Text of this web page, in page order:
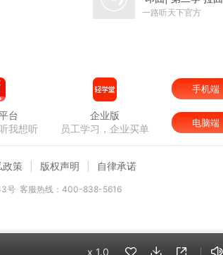
一路听天下官方
x 1.0
台
我想听
企业版
员工学习，企业买单
手机端
电脑端
政策 版权声明 自律承诺
号 客服热线：400-838-5616